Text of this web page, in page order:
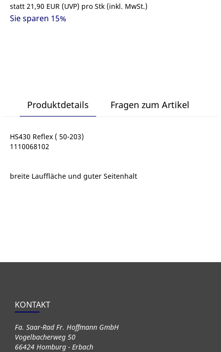
statt 21,90 EUR (UVP) pro Stk (inkl. MwSt.)
Sie sparen 15%
Produktdetails Fragen zum Artikel
HS430 Reflex ( 50-203)
1110068102
breite Lauffläche und guter Seitenhalt
KONTAKT
Fa. Saar-Rad Fr. Hoffmann GmbH
Vogelbacherweg 50
66424 Homburg - Erbach